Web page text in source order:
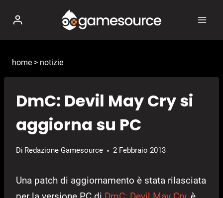
contenuto
home > notizie
DmC: Devil May Cry si
aggiorna su PC
Di Redazione Gamesource 2 Febbraio 2013
Una patch di aggiornamento è stata rilasciata